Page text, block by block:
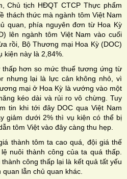
Chủ tịch HĐQT CTCP Thực phẩm
thách thức mà ngành tôm Việt Nam
quan, phía nguyên đơn từ Hoa Kỳ
lên ngành tôm Việt Nam vào cuối
rồi, Bộ Thương mại Hoa Kỳ (DOC)
này là 2,84%.
hơn so mức thuế tương ứng từ
nhưng lại là lực cản không nhỏ, vì
mại ở Hoa Kỳ là vướng vào một
kéo dài và rủi ro vô chừng. Tuy
tin khi tới đây DOC qua Việt Nam
giảm dưới 2% thì vụ kiện có thể bị
tôm Việt vào đây càng thu hẹp.
thành tôm ta cao quá, đội giá thế
nuôi thành công của ta quá thấp.
công thấp lại là kết quả tất yếu
lẫn chủ quan khác.